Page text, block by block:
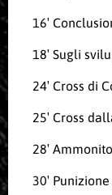
16′
18′ Sugli
24′ Cross di
25′ Cross
28′
30′